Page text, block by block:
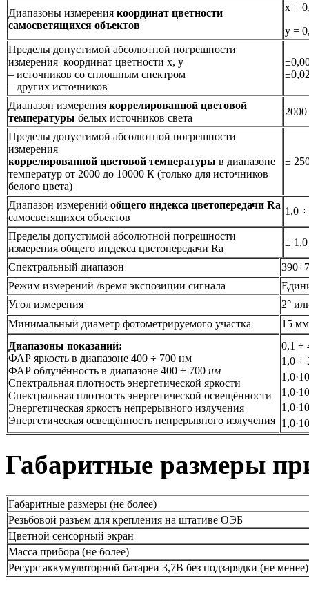
Диапазоны измерения координат цветности
самосветящихся объектов
x =
y =
Пределы допустимой абсолютной погрешности
измерения координат цветности x, y
– источников со сплошным спектром
– других источников
Диапазон измерения коррелированной цветовой
температуры белых источников света
Пределы допустимой абсолютной погрешности
измерения
коррелированной цветовой температуры в диапазоне
температур от 2000 до 10000 К (только для источников
белого цвета)
±
Диапазон измерений общего индекса цветопередачи Ra
самосветящихся объектов
1,0
Пределы допустимой абсолютной погрешности
измерения общего индекса цветопередачи Ra
±
Спектральный диапазон
Режим измерений /время экспозиции сигнала
Угол измерения
2°
Минимальный диаметр фотометрируемого участка
15 мм
Диапазоны показаний:
ФАР яркость в диапазоне 400 ÷ 700 нм
ФАР облучённость в диапазоне 400 ÷ 700 нм
Спектральная плотность энергетической яркости
Спектральная плотность энергетической освещённости
Энергетическая яркость непрерывного излучения
Энергетическая освещённость непрерывного излучения
0,1 ÷
1,0 ÷
1,0·10
1,0·10
1,0·10
1,0·10
Габаритные размеры
Габаритные размеры (не более)
Резьбовой разъём для крепления на штативе ОЭБ
Цветной сенсорный экран
Масса прибора (не более)
Ресурс аккумуляторной батареи 3,7В без подзарядки (не менее)